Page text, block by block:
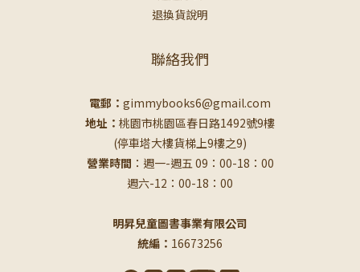
退換貨說明
聯絡我們
電郵： gimmybooks6@gmail.com
地址： 桃園市桃園區春日路1492號9樓
(停車塔大樓貨梯上9樓之9)
營業時間 ：週一-週五 09：00-18：00
週六-12：00-18：00
明昇兒童圖書事業有限公司
統編： 16673256